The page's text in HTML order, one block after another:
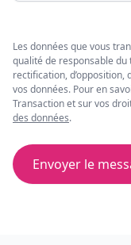
Les données que vous
qualité de responsable du
rectification,
vos données. Pour en
Transaction et sur vos
des données.
Envoyer le